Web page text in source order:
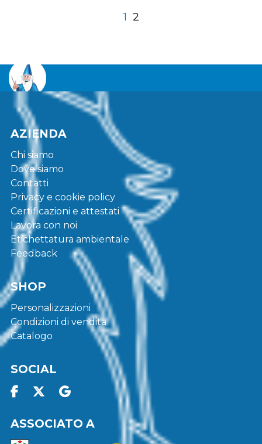
1 2
AZIENDA
Chi siamo
Dove siamo
Contatti
Privacy e cookie policy
Certificazioni e attestati
Lavora con noi
Etichettatura ambientale
Feedback
SHOP
Personalizzazioni
Condizioni di vendita
Catalogo
SOCIAL
ASSOCIATO A